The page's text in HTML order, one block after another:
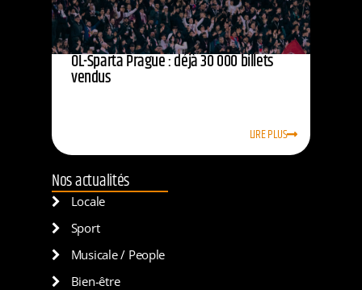
OL-Sparta Prague : déjà 30 000 billets
vendus
LIRE PLUS
Nos actualités
Locale
Sport
Musicale / People
Bien-être